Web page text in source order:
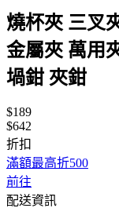
燒杯夾 三叉
金屬夾 萬用
堝鉗 夾鉗
$189
$642
折扣
滿額最高折500
前往
配送資訊